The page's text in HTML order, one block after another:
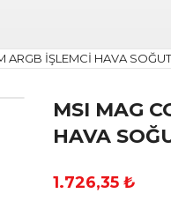
ARGB İŞLEMCİ HAVA
MSI MAG
HAVA
1.726,35 ₺